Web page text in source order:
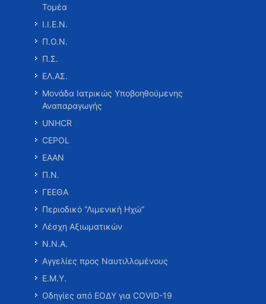
Τομέα
Ι.Ι.Ε.Ν.
Π.Ο.Ν.
Π.Σ.
ΕΛ.ΑΣ.
Μονάδα Ιατρικώς Υποβοηθούμενης
Αναπαραγωγής
UNHCR
CEPOL
ΕΑΑΝ
Π.Ν.
ΓΕΕΘΑ
Περιοδικό “Λιμενική Ηχώ”
Λέσχη Αξιωματικών
Ν.Ν.Α.
Αγγελίες προς Ναυτιλλομένους
Ε.Μ.Υ.
Οδηγίες από ΕΟΔΥ για COVID-19